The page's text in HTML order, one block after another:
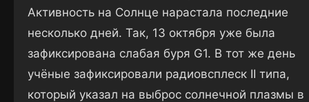
Активность на Солнце нарастала последние
несколько дней. Так, 13 октября уже была
зафиксирована слабая буря G1. В тот же день
учёные зафиксировали радиовсплеск II типа,
который указал на выброс солнечной плазмы в